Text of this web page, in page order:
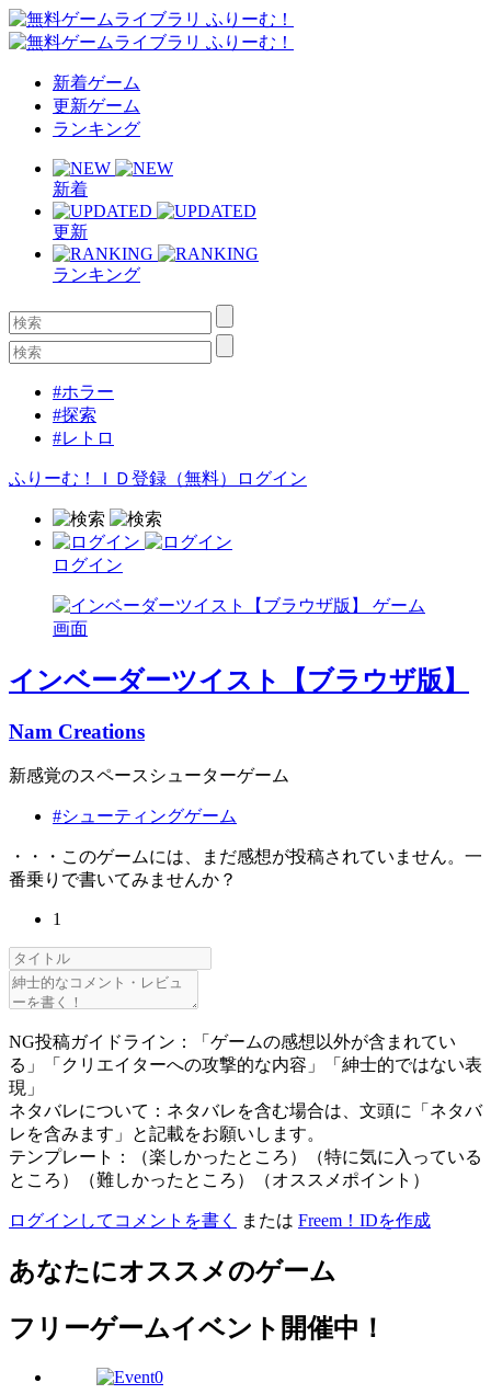
新着ゲーム
更新ゲーム
ランキング
新着
更新
ランキング
#ホラー
#探索
#レトロ
ふりーむ！ＩＤ登録（無料） ログイン
ログイン
インベーダーツイスト【ブラウザ版】
Nam Creations
新感覚のスペースシューターゲーム
#シューティングゲーム
・・・このゲームには、まだ感想が投稿されていません。一
番乗りで書いてみませんか？
1
NG投稿ガイドライン：「ゲームの感想以外が含まれてい
る」「クリエイターへの攻撃的な内容」「紳士的ではない表
現」
ネタバレについて：ネタバレを含む場合は、文頭に「ネタバ
レを含みます」と記載をお願いします。
テンプレート：（楽しかったところ）（特に気に入っている
ところ）（難しかったところ）（オススメポイント）
ログインしてコメントを書く または Freem！IDを作成
あなたにオススメのゲーム
フリーゲームイベント開催中！